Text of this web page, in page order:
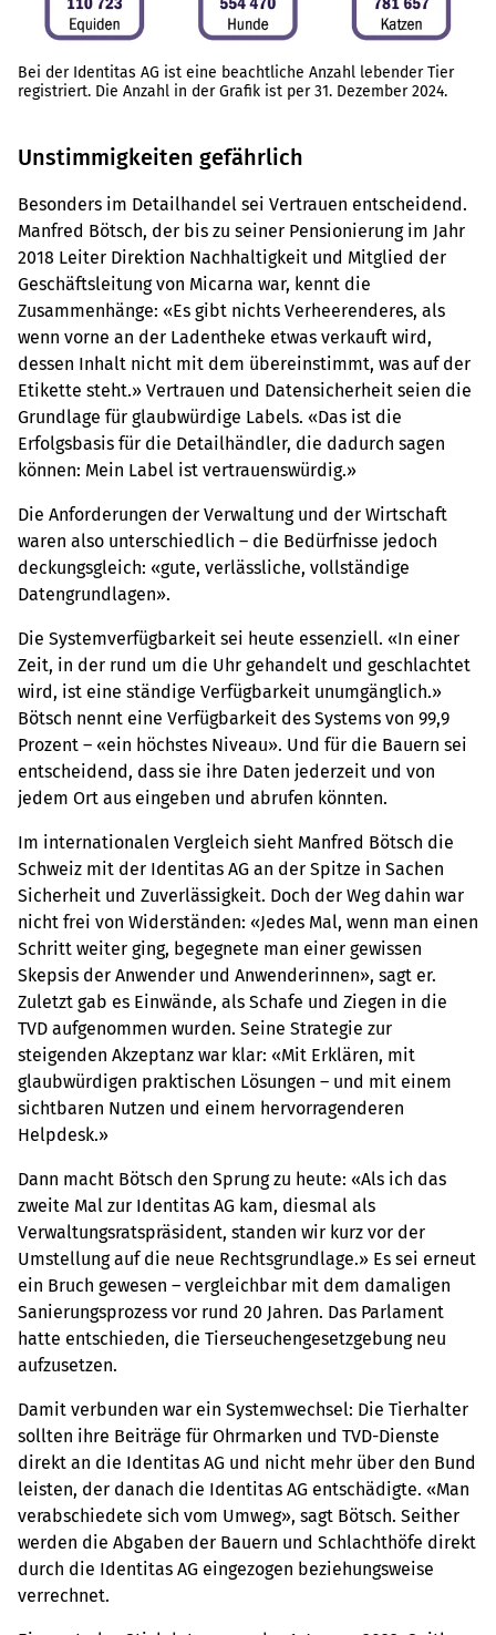
Bei der Identitas AG ist eine beachtliche Anzahl lebender Tier
registriert. Die Anzahl in der Grafik ist per 31. Dezember 2024.
Unstimmigkeiten gefährlich
Besonders im Detailhandel sei Vertrauen entscheidend.
Manfred Bötsch, der bis zu seiner Pensionierung im Jahr
2018 Leiter Direktion Nachhaltigkeit und Mitglied der
Geschäftsleitung von Micarna war, kennt die
Zusammenhänge: «Es gibt nichts Verheerenderes, als
wenn vorne an der Ladentheke etwas verkauft wird,
dessen Inhalt nicht mit dem übereinstimmt, was auf der
Etikette steht.» Vertrauen und Datensicherheit seien die
Grundlage für glaubwürdige Labels. «Das ist die
Erfolgsbasis für die Detailhändler, die dadurch sagen
können: Mein Label ist vertrauenswürdig.»
Die Anforderungen der Verwaltung und der Wirtschaft
waren also unterschiedlich – die Bedürfnisse jedoch
deckungsgleich: «gute, verlässliche, vollständige
Datengrundlagen».
Die Systemverfügbarkeit sei heute essenziell. «In einer
Zeit, in der rund um die Uhr gehandelt und geschlachtet
wird, ist eine ständige Verfügbarkeit unumgänglich.»
Bötsch nennt eine Verfügbarkeit des Systems von 99,9
Prozent – «ein höchstes Niveau». Und für die Bauern sei
entscheidend, dass sie ihre Daten jederzeit und von
jedem Ort aus eingeben und abrufen könnten.
Im internationalen Vergleich sieht Manfred Bötsch die
Schweiz mit der Identitas AG an der Spitze in Sachen
Sicherheit und Zuverlässigkeit. Doch der Weg dahin war
nicht frei von Widerständen: «Jedes Mal, wenn man einen
Schritt weiter ging, begegnete man einer gewissen
Skepsis der Anwender und Anwenderinnen», sagt er.
Zuletzt gab es Einwände, als Schafe und Ziegen in die
TVD aufgenommen wurden. Seine Strategie zur
steigenden Akzeptanz war klar: «Mit Erklären, mit
glaubwürdigen praktischen Lösungen – und mit einem
sichtbaren Nutzen und einem hervorragenderen
Helpdesk.»
Dann macht Bötsch den Sprung zu heute: «Als ich das
zweite Mal zur Identitas AG kam, diesmal als
Verwaltungsratspräsident, standen wir kurz vor der
Umstellung auf die neue Rechtsgrundlage.» Es sei erneut
ein Bruch gewesen – vergleichbar mit dem damaligen
Sanierungsprozess vor rund 20 Jahren. Das Parlament
hatte entschieden, die Tierseuchengesetzgebung neu
aufzusetzen.
Damit verbunden war ein Systemwechsel: Die Tierhalter
sollten ihre Beiträge für Ohrmarken und TVD-Dienste
direkt an die Identitas AG und nicht mehr über den Bund
leisten, der danach die Identitas AG entschädigte. «Man
verabschiedete sich vom Umweg», sagt Bötsch. Seither
werden die Abgaben der Bauern und Schlachthöfe direkt
durch die Identitas AG eingezogen beziehungsweise
verrechnet.